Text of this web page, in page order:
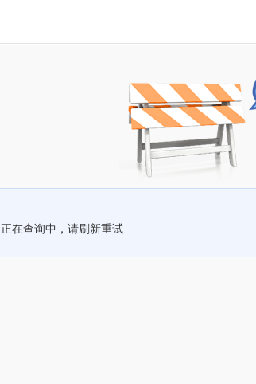
正在查询中，请刷新重试